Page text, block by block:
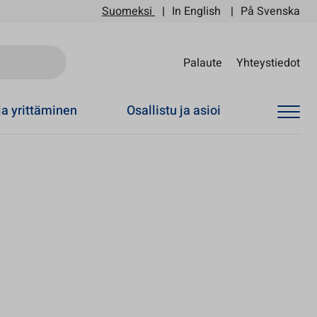
Suomeksi In English På Svenska
Palaute Yhteystiedot
yrittäminen Osallistu ja asioi